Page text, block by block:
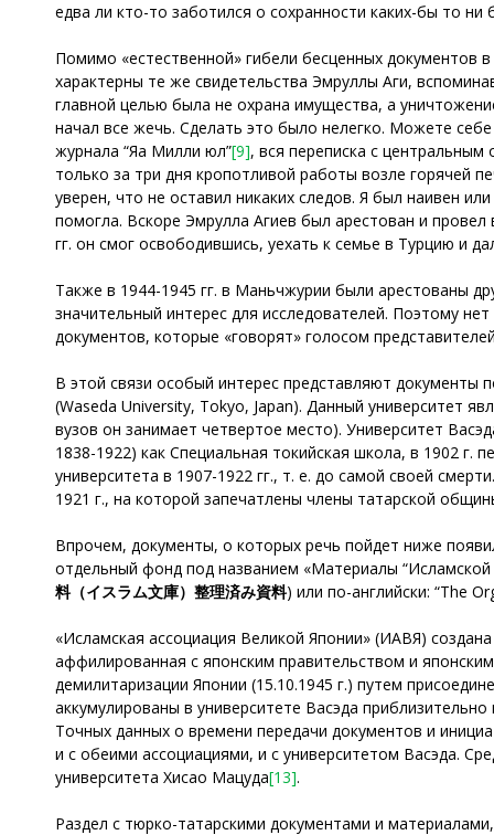
едва ли кто-то заботился о сохранности каких-бы то ни
Помимо «естественной» гибели бесценных
характерны те же свидетельства Эмруллы Аги,
главной целью была не охрана имущества, а
начал все жечь. Сделать это было нелегко. Можете
журнала “Яңа Милли юл”[9], вся переписка с
только за три дня кропотливой работы возле горячей
уверен, что не оставил никаких следов. Я был наивен
помогла. Вскоре Эмрулла Агиев был арестован и
гг. он смог освободившись, уехать к семье в Турцию и
Также в 1944-1945 гг. в Маньчжурии были арестованы
значительный интерес для исследователей. Поэтому
документов, которые «говорят» голосом
В этой связи особый интерес представляют
(Waseda University, Tokyo, Japan). Данный университет
вузов он занимает четвертое место). Университет
1838-1922) как Специальная токийская школа, в 1902 г.
университета в 1907-1922 гг., т. е. до самой своей
1921 г., на которой запечатлены члены татарской
Впрочем, документы, о которых речь пойдет ниже
отдельный фонд под названием «Материалы
料（イスラム文庫）整理済み資料) или по-английски: “The
«Исламская ассоциация Великой Японии» (ИАВЯ)
аффилированная с японским правительством и
демилитаризации Японии (15.10.1945 г.) путем
аккумулированы в университете Васэда
Точных данных о времени передачи документов и
и с обеими ассоциациями, и с университетом Васэда.
университета Хисао Мацуда[13].
Раздел с тюрко-татарскими документами и